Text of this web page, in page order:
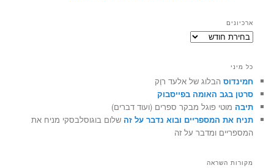
ארכיונים
ארכיונים
כל מיני
חמינדוס הבלוג של אלעד רוֶק
סרטן בגב האומה בפייסבוק
תיבה מוטי פוגל מבקר ספרים (ועוד דברים)
תניח את המספריים ובוא נדבר על זה שלום בוגוסלבסקי מניח את
המספריים ומדבר על זה
מקורות השראה